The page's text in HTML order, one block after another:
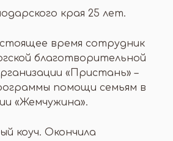
края 25 лет.
время сотрудник
благотворительной
«Пристань» –
помощи семьям в
«Жемчужина».
коуч. Окончила